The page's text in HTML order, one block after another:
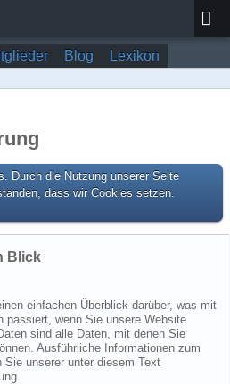
Blog Lexikon
Durch die Nutzung unserer Seite
dass wir Cookies setzen.
Blick
einfachen Überblick darüber, was mit
passiert, wenn Sie unsere Website
sind alle Daten, mit denen Sie
Ausführliche Informationen zum
unserer unter diesem Text